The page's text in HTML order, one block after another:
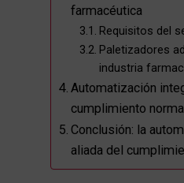
farmacéutica
Requisitos del
Paletizadores
industria
Automatización
cumplimiento
Conclusión: la
aliada del